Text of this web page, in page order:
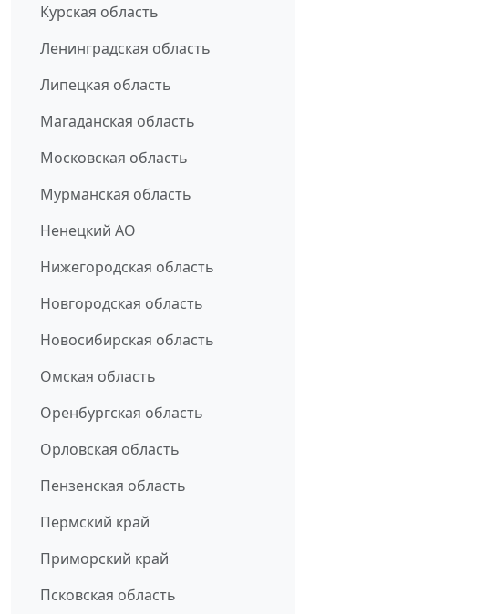
Курская область
Ленинградская область
Липецкая область
Магаданская область
Московская область
Мурманская область
Ненецкий АО
Нижегородская область
Новгородская область
Новосибирская область
Омская область
Оренбургская область
Орловская область
Пензенская область
Пермский край
Приморский край
Псковская область